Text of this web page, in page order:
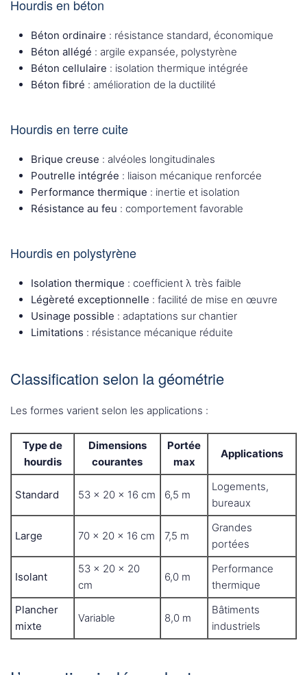
Hourdis en béton
Béton ordinaire : résistance standard, économique
Béton allégé : argile expansée, polystyrène
Béton cellulaire : isolation thermique intégrée
Béton fibré : amélioration de la ductilité
Hourdis en terre cuite
Brique creuse : alvéoles longitudinales
Poutrelle intégrée : liaison mécanique renforcée
Performance thermique : inertie et isolation
Résistance au feu : comportement favorable
Hourdis en polystyrène
Isolation thermique : coefficient λ très faible
Légèreté exceptionnelle : facilité de mise en œuvre
Usinage possible : adaptations sur chantier
Limitations : résistance mécanique réduite
Classification selon la géométrie
Les formes varient selon les applications :
Type de
hourdis
Dimensions
courantes
Portée
max
Applications
Standard 53 x 20 x 16 cm 6,5 m
Logements,
bureaux
Large 70 x 20 x 16 cm 7,5 m
Grandes
portées
Isolant
53 x 20 x 20
cm
6,0 m
Performance
thermique
Plancher
mixte
Variable 8,0 m
Bâtiments
industriels